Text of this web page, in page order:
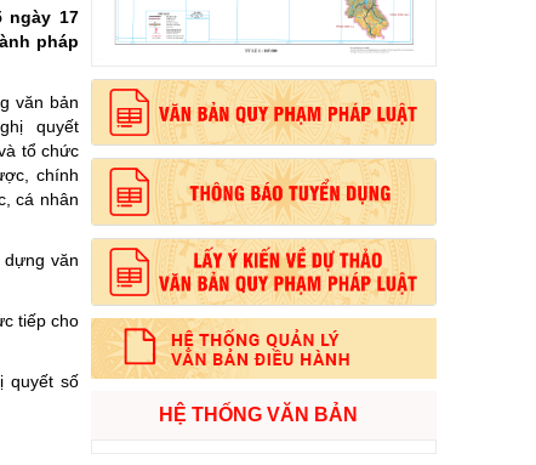
cách Hồ Chí Minh”
ngày 17
pháp
văn bản
quyết
tổ chức
chính
cá nhân
văn
tiếp cho
quyết số
HỆ THỐNG VĂN BẢN